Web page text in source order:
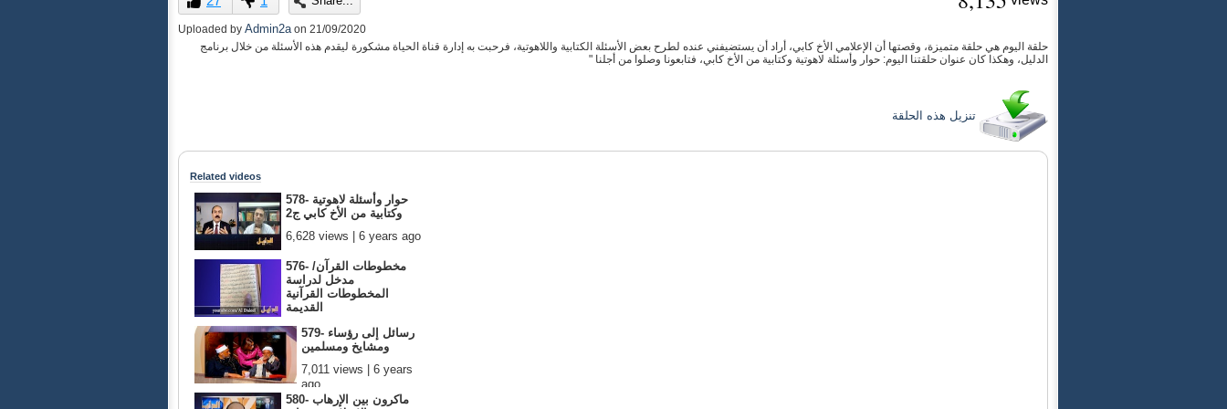
of
0
seconds
Volume
90%
Uploaded by Admin2a on 21/09/2020
حلقة اليوم هي حلقة متميزة، وقصتها أن الإعلامي الأخ كابي، أراد أن يستضيفني عنده لطرح بعض الأسئلة الكتابية واللاهوتية، فرحبت به إدارة قناة الحياة مشكورة ليقدم هذه الأسئلة من خلال برنامج
الدليل، وهكذا كان عنوان حلقتنا اليوم: حوار وأسئلة لاهوتية وكتابية من الأخ كابي، فتابعونا وصلوا من أجلنا "
تنزيل هذه الحلقة
Related videos
578- حوار وأسئلة لاهوتية
وكتابية من الأخ كابي ج2
6,628 views | 6 years ago
576- مخطوطات القرآن/
مدخل لدراسة
المخطوطات القرآنية
القديمة
8,730 views | 6 years ago
579- رسائل إلى رؤساء
ومشايخ ومسلمين
7,011 views | 6 years
ago
580- ماكرون بين الإرهاب